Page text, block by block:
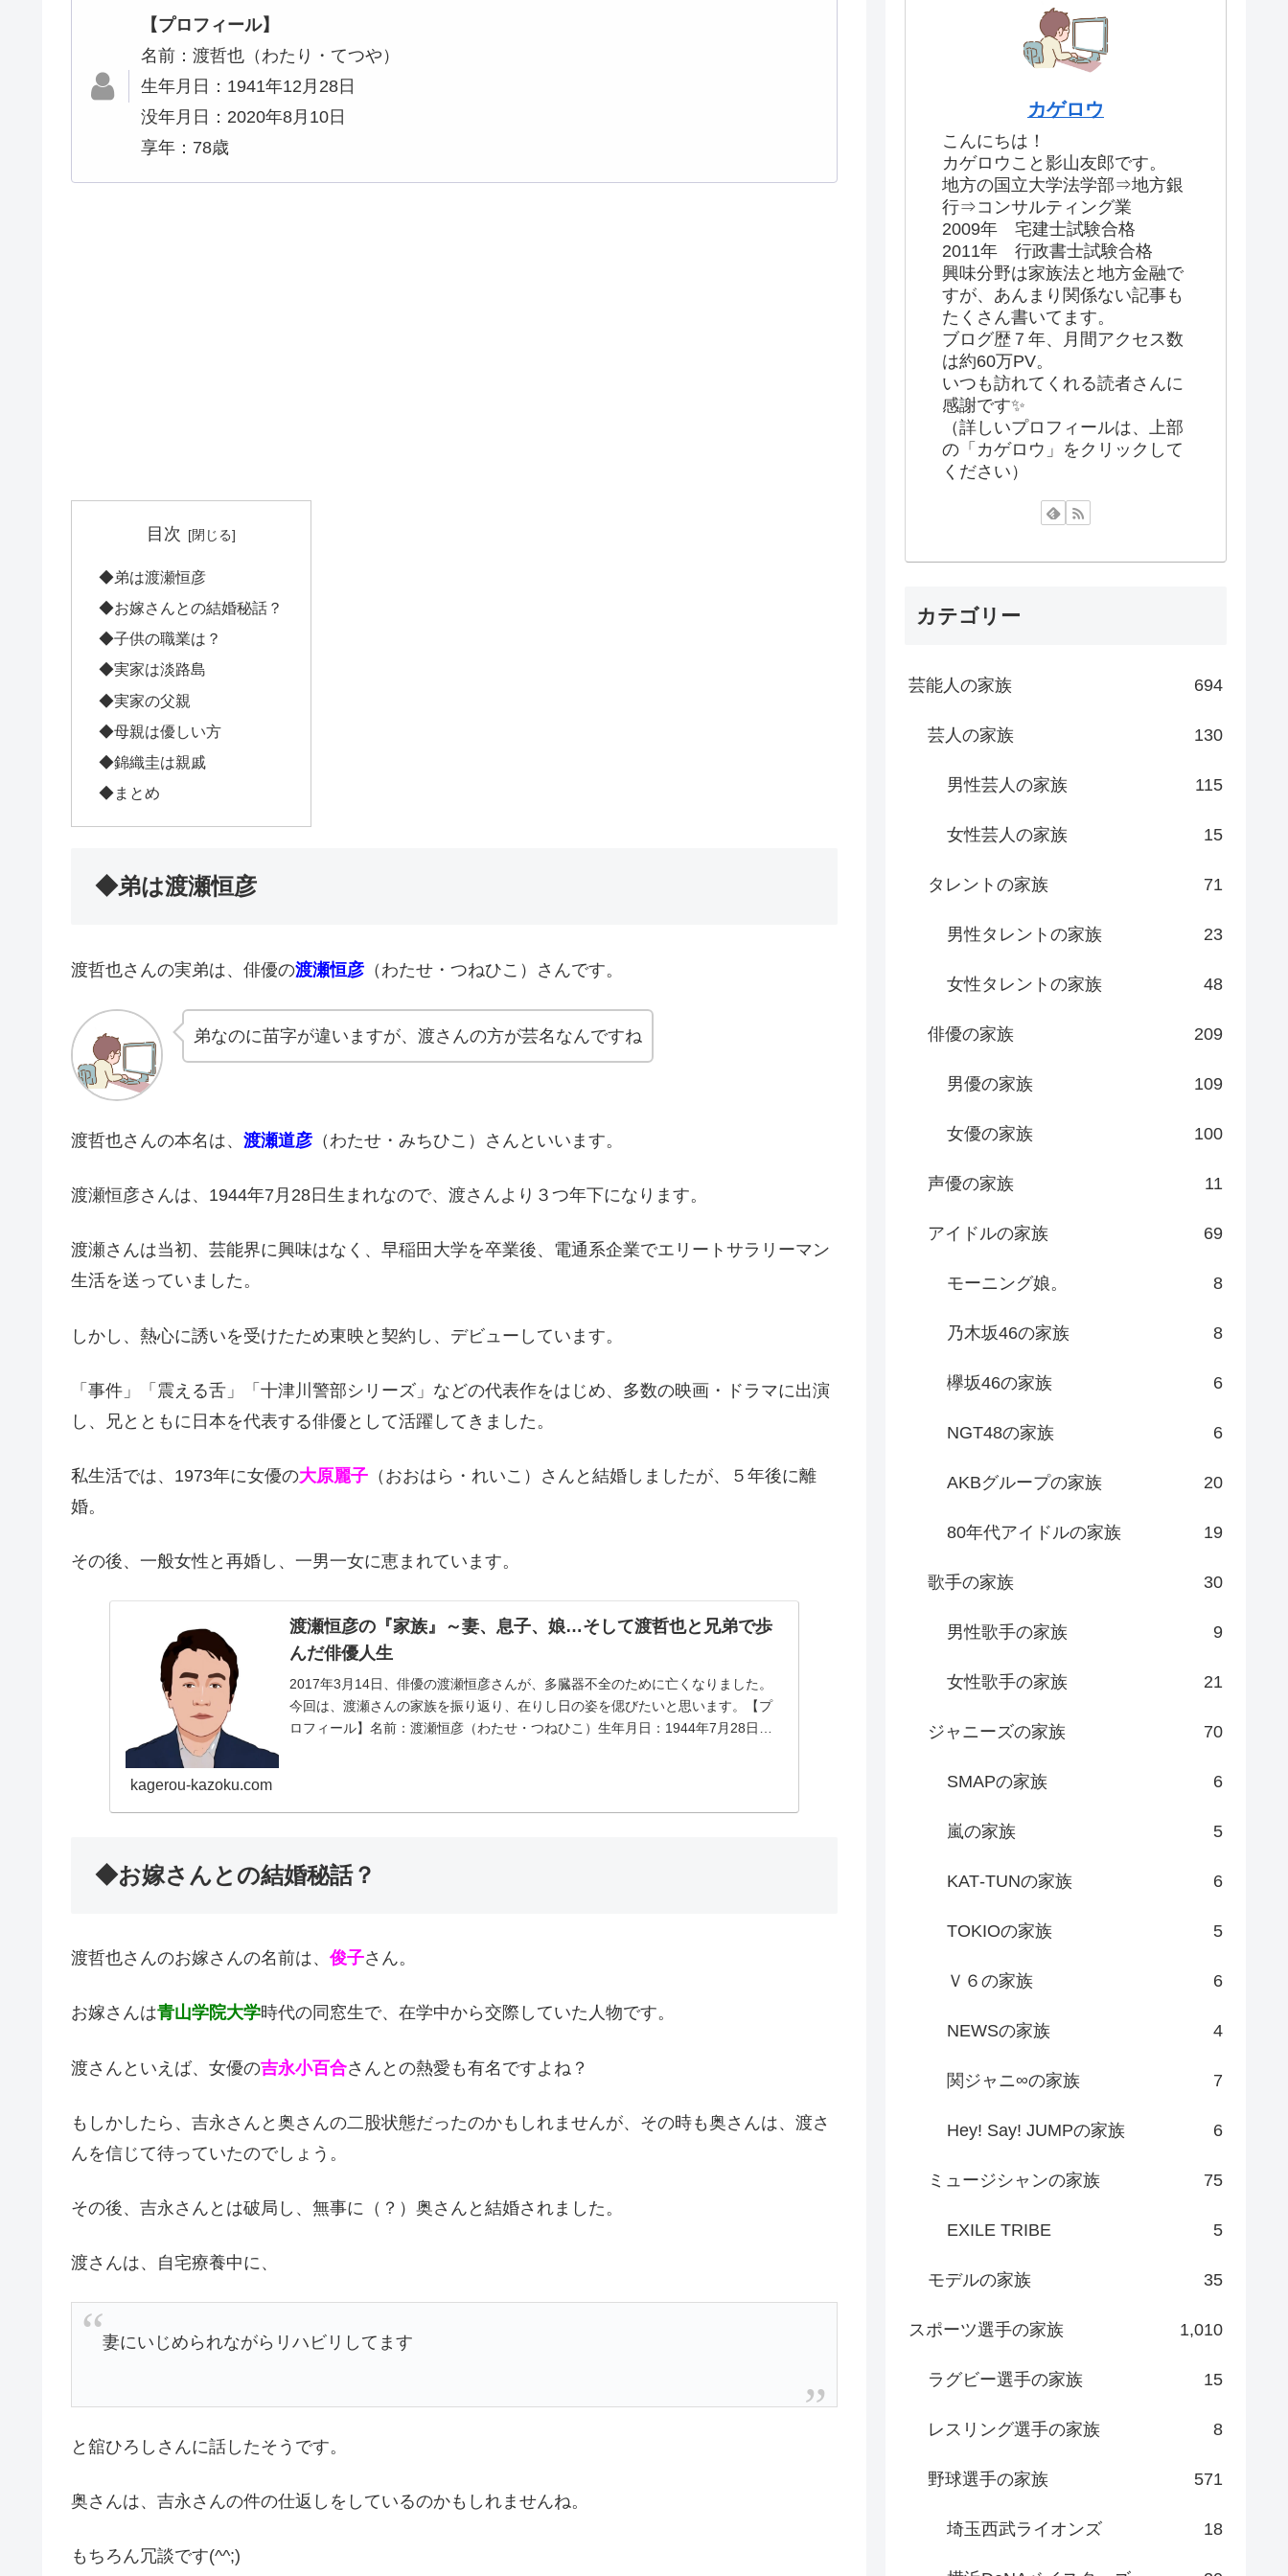
【プロフィール】
名前：渡哲也（わたり・てつや）
生年月日：1941年12月28日
没年月日：2020年8月10日
享年：78歳
目次
◆弟は渡瀬恒彦
◆お嫁さんとの結婚秘話？
◆子供の職業は？
◆実家は淡路島
◆実家の父親
◆母親は優しい方
◆錦織圭は親戚
◆まとめ
◆弟は渡瀬恒彦
渡哲也さんの実弟は、俳優の渡瀬恒彦 （わたせ・つねひこ）さんです。
弟なのに苗字が違いますが、渡さんの方が芸名なんですね
渡哲也さんの本名は、 渡瀬道彦 （わたせ・みちひこ）さんといいます。
渡瀬恒彦さんは、1944年7月28日生まれなので、渡さんより３つ年下になります。
渡瀬さんは当初、芸能界に興味はなく、早稲田大学を卒業後、電通系企業でエリートサラリーマン
生活を送っていました。
しかし、熱心に誘いを受けたため東映と契約し、デビューしています。
「事件」「震える舌」「十津川警部シリーズ」などの代表作をはじめ、多数の映画・ドラマに出演
し、兄とともに日本を代表する俳優として活躍してきました。
私生活では、1973年に女優の大原麗子 （おおはら・れいこ）さんと結婚しましたが、５年後に離
婚。
その後、一般女性と再婚し、一男一女に恵まれています。
渡瀬恒彦の『家族』～妻、息子、娘…そして渡哲也と兄弟で歩
んだ俳優人生
2017年3月14日、俳優の渡瀬恒彦さんが、多臓器不全のために亡くなりました。
今回は、渡瀬さんの家族を振り返り、在りし日の姿を偲びたいと思います。【プ
ロフィール】名前：渡瀬恒彦（わたせ・つねひこ）生年月日：1944年7月28日没
kagerou-kazoku.com
◆お嫁さんとの結婚秘話？
渡哲也さんのお嫁さんの名前は、俊子さん。
お嫁さんは青山学院大学時代の同窓生で、在学中から交際していた人物です。
渡さんといえば、女優の吉永小百合さんとの熱愛も有名ですよね？
もしかしたら、吉永さんと奥さんの二股状態だったのかもしれませんが、その時も奥さんは、渡さ
んを信じて待っていたのでしょう。
その後、吉永さんとは破局し、無事に（？）奥さんと結婚されました。
渡さんは、自宅療養中に、
妻にいじめられながらリハビリしてます
と舘ひろしさんに話したそうです。
奥さんは、吉永さんの件の仕返しをしているのかもしれませんね。
もちろん冗談です(^^;)
カゲロウ
こんにちは！
カゲロウこと影山友郎です。
地方の国立大学法学部⇒地方銀
行⇒コンサルティング業
2009年 宅建士試験合格
2011年 行政書士試験合格
興味分野は家族法と地方金融で
すが、あんまり関係ない記事も
たくさん書いてます。
ブログ歴７年、月間アクセス数
は約60万PV。
いつも訪れてくれる読者さんに
感謝です✨
（詳しいプロフィールは、上部
の「カゲロウ」をクリックして
ください）
カテゴリー
芸能人の家族 694
芸人の家族 130
男性芸人の家族 115
女性芸人の家族 15
タレントの家族 71
男性タレントの家族 23
女性タレントの家族 48
俳優の家族 209
男優の家族 109
女優の家族 100
声優の家族 11
アイドルの家族 69
モーニング娘。 8
乃木坂46の家族 8
欅坂46の家族 6
NGT48の家族 6
AKBグループの家族 20
80年代アイドルの家族 19
歌手の家族 30
男性歌手の家族 9
女性歌手の家族 21
ジャニーズの家族 70
SMAPの家族 6
嵐の家族 5
KAT‐TUNの家族 6
TOKIOの家族 5
Ｖ６の家族 6
NEWSの家族 4
関ジャニ∞の家族 7
Hey! Say! JUMPの家族 6
ミュージシャンの家族 75
EXILE TRIBE 5
モデルの家族 35
スポーツ選手の家族 1,010
ラグビー選手の家族 15
レスリング選手の家族 8
野球選手の家族 571
埼玉西武ライオンズ 18